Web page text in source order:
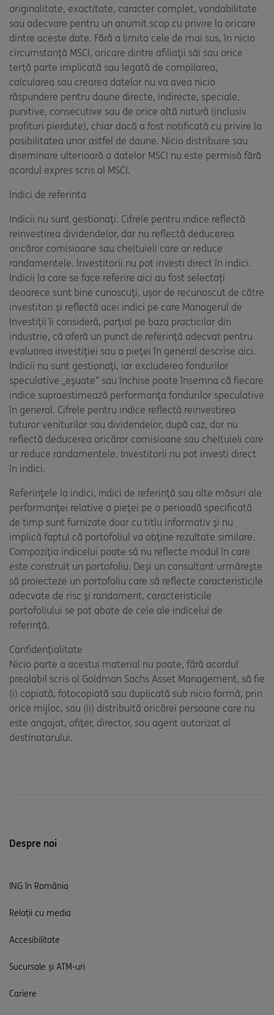
originalitate, exactitate, caracter complet, vandabilitate
sau adecvare pentru un anumit scop cu privire la oricare
dintre aceste date. Fără a limita cele de mai sus, în nicio
circumstanță MSCI, oricare dintre afiliații săi sau orice
terță parte implicată sau legată de compilarea,
calcularea sau crearea datelor nu va avea nicio
răspundere pentru daune directe, indirecte, speciale,
punitive, consecutive sau de orice altă natură (inclusiv
profituri pierdute), chiar dacă a fost notificată cu privire la
posibilitatea unor astfel de daune. Nicio distribuire sau
diseminare ulterioară a datelor MSCI nu este permisă fără
acordul expres scris al MSCI.
Indici de referinta
Indicii nu sunt gestionați. Cifrele pentru indice reflectă
reinvestirea dividendelor, dar nu reflectă deducerea
oricăror comisioane sau cheltuieli care ar reduce
randamentele. Investitorii nu pot investi direct în indici.
Indicii la care se face referire aici au fost selectați
deoarece sunt bine cunoscuți, ușor de recunoscut de către
investitori și reflectă acei indici pe care Managerul de
Investiții îi consideră, parțial pe baza practicilor din
industrie, că oferă un punct de referință adecvat pentru
evaluarea investiției sau a pieței în general descrise aici.
Indicii nu sunt gestionați, iar excluderea fondurilor
speculative „eșuate” sau închise poate însemna că fiecare
indice supraestimează performanța fondurilor speculative
în general. Cifrele pentru indice reflectă reinvestirea
tuturor veniturilor sau dividendelor, după caz, dar nu
reflectă deducerea oricăror comisioane sau cheltuieli care
ar reduce randamentele. Investitorii nu pot investi direct
în indici.
Referințele la indici, indici de referință sau alte măsuri ale
performanței relative a pieței pe o perioadă specificată
de timp sunt furnizate doar cu titlu informativ și nu
implică faptul că portofoliul va obține rezultate similare.
Compoziția indicelui poate să nu reflecte modul în care
este construit un portofoliu. Deși un consultant urmărește
să proiecteze un portofoliu care să reflecte caracteristicile
adecvate de risc și randament, caracteristicile
portofoliului se pot abate de cele ale indicelui de
referință.
Confidențialitate
Nicio parte a acestui material nu poate, fără acordul
prealabil scris al Goldman Sachs Asset Management, să fie
(i) copiată, fotocopiată sau duplicată sub nicio formă, prin
orice mijloc, sau (ii) distribuită oricărei persoane care nu
este angajat, ofițer, director, sau agent autorizat al
destinatarului.
Despre noi
ING în România
Relații cu media
Accesibilitate
Sucursale și ATM-uri
Cariere